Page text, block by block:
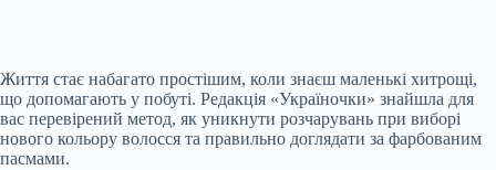
Життя стає набагато простішим, коли знаєш маленькі хитрощі,
що допомагають у побуті. Редакція «Україночки» знайшла для
вас перевірений метод, як уникнути розчарувань при виборі
нового кольору волосся та правильно доглядати за фарбованим
пасмами.